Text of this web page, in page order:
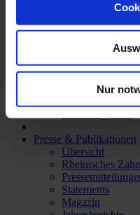
Nur
Aufgaben der
Ansprechpartner
Bezirks- und
Rechtliche
Presse & Publikationen
Übersicht
Rheinisches
Statements
Magazin